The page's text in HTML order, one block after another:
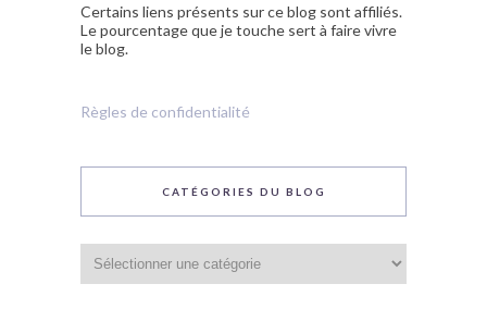
Certains liens présents sur ce blog sont affiliés.
Le pourcentage que je touche sert à faire vivre
le blog.
Règles de confidentialité
CATÉGORIES DU BLOG
du
blog